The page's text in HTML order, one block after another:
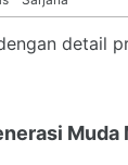
detail
Muda